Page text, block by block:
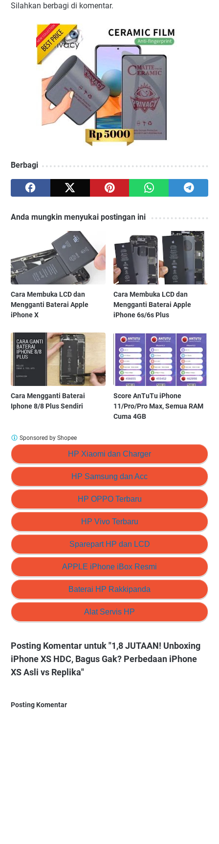
Silahkan berbagi di komentar.
Berbagi
Anda mungkin menyukai postingan ini
Cara Membuka LCD dan
Mengganti Baterai Apple
iPhone X
Cara Membuka LCD dan
Mengganti Baterai Apple
iPhone 6s/6s Plus
Cara Mengganti Baterai
Iphone 8/8 Plus Sendiri
Score AnTuTu iPhone
11/Pro/Pro Max, Semua RAM
Cuma 4GB
HP Xiaomi dan Charger
HP Samsung dan Acc
HP OPPO Terbaru
HP Vivo Terbaru
Sparepart HP dan LCD
APPLE iPhone iBox Resmi
Baterai HP Rakkipanda
Alat Servis HP
Sponsored by Shopee
Posting Komentar untuk "1,8 JUTAAN! Unboxing
iPhone XS HDC, Bagus Gak? Perbedaan iPhone
XS Asli vs Replika"
Posting Komentar